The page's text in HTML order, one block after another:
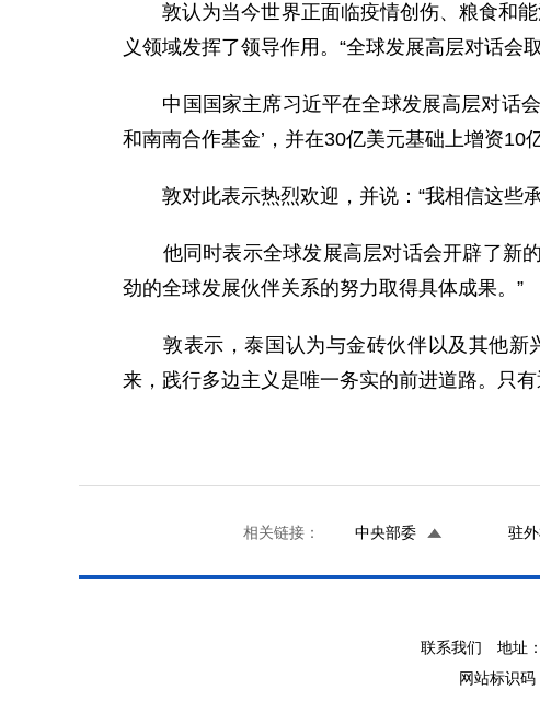
敦认为当今世界正面临疫情创伤、粮食和能
义领域发挥了领导作用。“全球发展高层对话
中国国家主席习近平在全球发展高层对话会
和南南合作基金’，并在30亿美元基础上增资
敦对此表示热烈欢迎，并说：“我相信这些承
他同时表示全球发展高层对话会开辟了新的
劲的全球发展伙伴关系的努力取得具体成果。”
敦表示，泰国认为与金砖伙伴以及其他新
来，践行多边主义是唯一务实的前进道路。只
相关链接： 中央部委 驻
联系我们 地址
网站标识